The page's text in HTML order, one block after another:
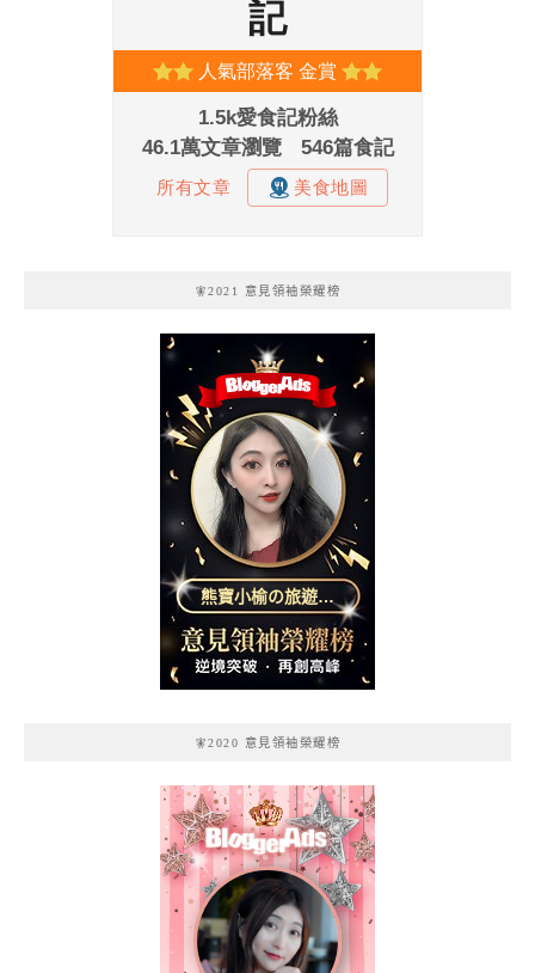
🧚2021 意見領袖榮耀榜
熊寶小榆の旅遊日
記
🧚2020 意見領袖榮耀榜